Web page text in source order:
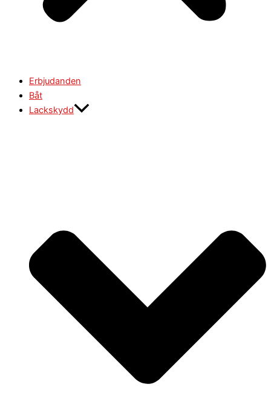
Erbjudanden
Båt
Lackskydd